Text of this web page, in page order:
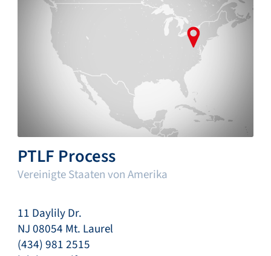
PTLF Process
Vereinigte Staaten von Amerika
11 Daylily Dr.
NJ 08054 Mt. Laurel
(434) 981 2515